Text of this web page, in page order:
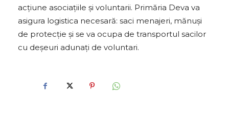
acţiune asociaţiile şi voluntarii. Primăria Deva va
asigura logistica necesară: saci menajeri, mănuşi
de protecţie şi se va ocupa de transportul sacilor
cu deşeuri adunaţi de voluntari.